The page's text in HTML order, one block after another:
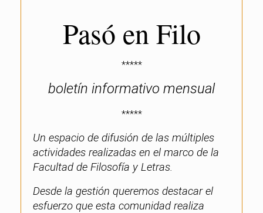
Pasó en Filo
*****
boletín informativo mensual
*****
Un espacio de difusión de las múltiples
actividades realizadas en el marco de la
Facultad de Filosofía y Letras.
Desde la gestión queremos destacar el
esfuerzo que esta comunidad realiza